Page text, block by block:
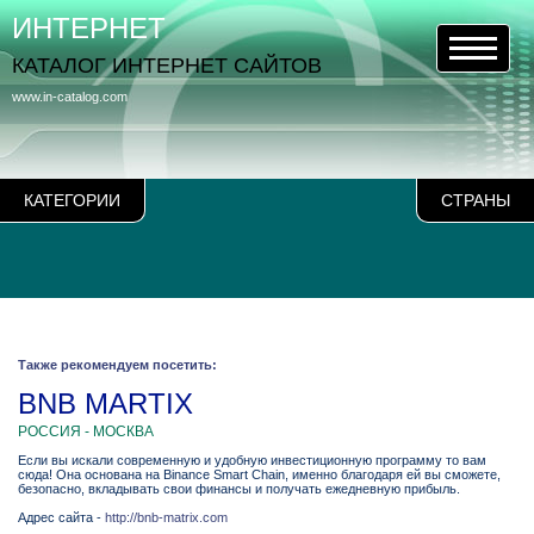
КАТЕГОРИИ СТРАНЫ
www.in-catalog.com
ИНТЕРНЕТ
КАТАЛОГ ИНТЕРНЕТ САЙТОВ
Также рекомендуем посетить:
BNB MARTIX
РОССИЯ - МОСКВА
Если вы искали современную и удобную инвестиционную программу то вам
сюда! Она основана на Binance Smart Chain, именно благодаря ей вы сможете,
безопасно, вкладывать свои финансы и получать ежедневную прибыль.
Адрес сайта - http://bnb-matrix.com